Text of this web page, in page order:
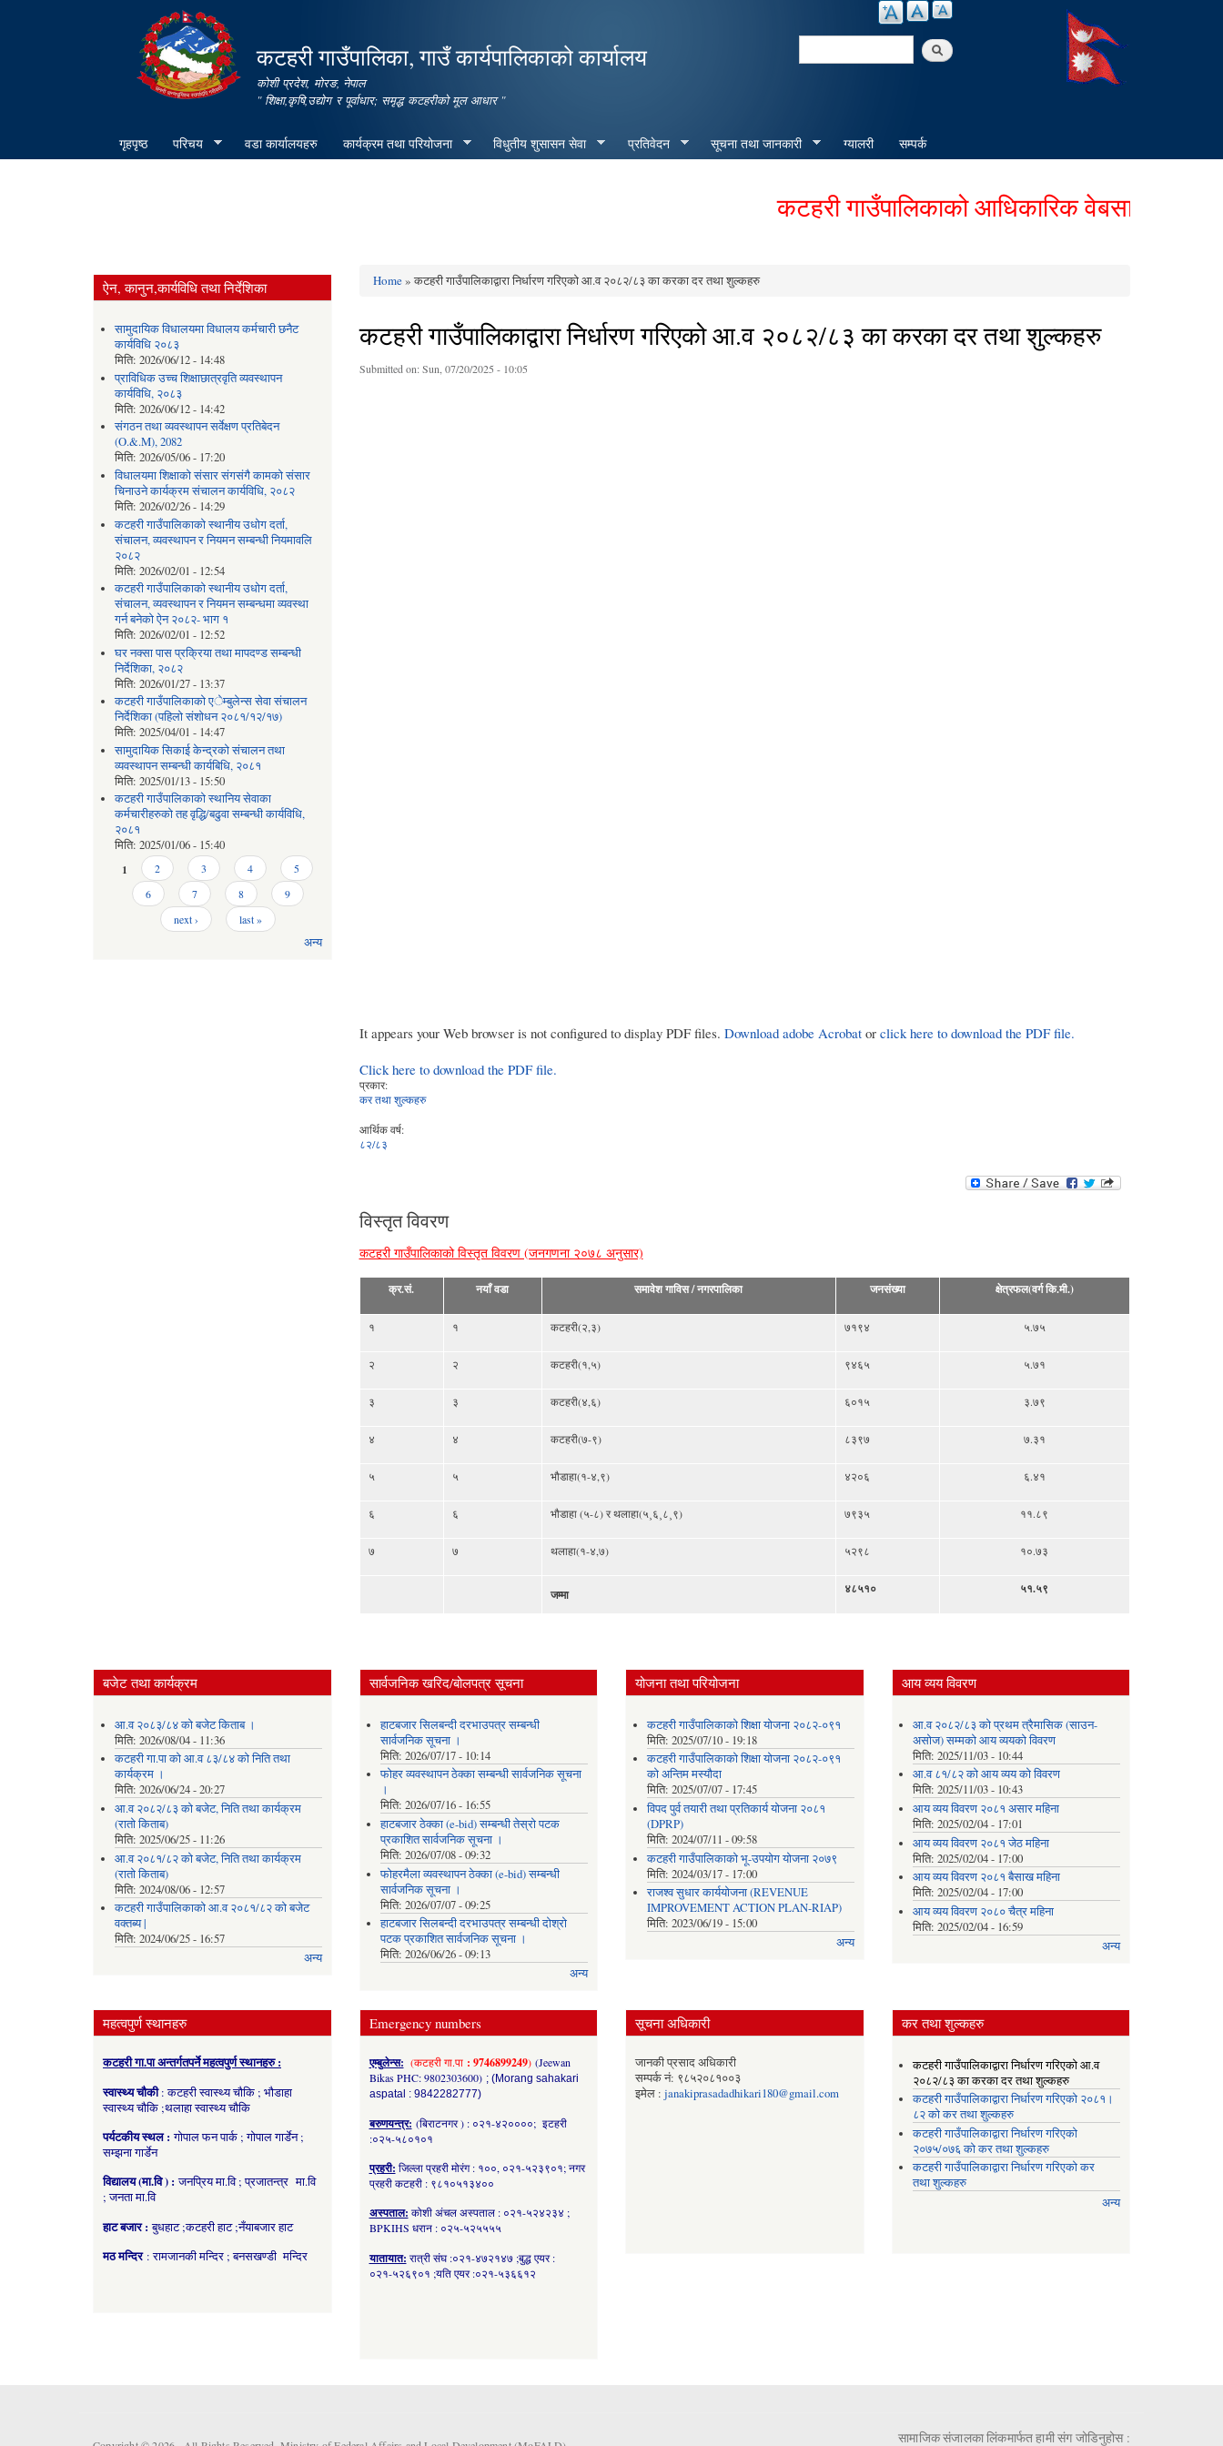
content
कटहरी गाउँपालिका, गाउँ कार्यपालिकाको कार्यालय
कोशी प्रदेश, मोरङ, नेपाल
" शिक्षा,कृषि,उद्योग र पूर्वाधार; समृद्ध कटहरीको मूल आधार "
Search
गृहपृष्ठ परिचय वडा कार्यालयहरु कार्यक्रम तथा परियोजना विधुतीय शुसासन सेवा प्रतिवेदन सूचना तथा जानकारी ग्यालरी सम्पर्क
कटहरी गाउँपालिकाको आधिकारिक वेबसाईटमा हार्दिक
ऐन, कानुन,कार्यविधि तथा निर्देशिका
सामुदायिक विधालयमा विधालय कर्मचारी छनैट
कार्यविधि २०८३
मिति: 2026/06/12 - 14:48
प्राविधिक उच्च शिक्षाछात्रवृति व्यवस्थापन
कार्यविधि, २०८३
मिति: 2026/06/12 - 14:42
संगठन तथा व्यवस्थापन सर्वेक्षण प्रतिबेदन
(O.&.M), 2082
मिति: 2026/05/06 - 17:20
विधालयमा शिक्षाको संसार संगसंगै कामको संसार
चिनाउने कार्यक्रम संचालन कार्यविधि, २०८२
मिति: 2026/02/26 - 14:29
कटहरी गाउँपालिकाको स्थानीय उधोग दर्ता,
संचालन, व्यवस्थापन र नियमन सम्बन्धी नियमावलि
२०८२
मिति: 2026/02/01 - 12:54
कटहरी गाउँपालिकाको स्थानीय उधोग दर्ता,
संचालन, व्यवस्थापन र नियमन सम्बन्धमा व्यवस्था
गर्न बनेको ऐन २०८२- भाग १
मिति: 2026/02/01 - 12:52
घर नक्सा पास प्रक्रिया तथा मापदण्ड सम्बन्धी
निर्देशिका, २०८२
मिति: 2026/01/27 - 13:37
कटहरी गाउँपालिकाको एेम्बुलेन्स सेवा संचालन
निर्देशिका (पहिलो संशोधन २०८१/१२/१७)
मिति: 2025/04/01 - 14:47
सामुदायिक सिकाई केन्द्रको संचालन तथा
व्यवस्थापन सम्बन्धी कार्यबिधि, २०८१
मिति: 2025/01/13 - 15:50
कटहरी गाउँपालिकाको स्थानिय सेवाका
कर्मचारीहरुको तह वृद्धि/बढुवा सम्बन्धी कार्यविधि,
२०८१
मिति: 2025/01/06 - 15:40
Pages
1 2 3 4
5
6
7 8
9
next ›
last »
अन्य
Home» कटहरी गाउँपालिकाद्वारा निर्धारण गरिएको आ.व २०८२/८३ का करका दर तथा शुल्कहरु
कटहरी गाउँपालिकाद्वारा निर्धारण गरिएको आ.व २०८२/८३ का करका दर तथा शुल्कहरु
Submitted on:Sun, 07/20/2025 - 10:05
It appears your Web browser is not configured to display PDF files. Download adobe Acrobat or click here to download the PDF file.
Click here to download the PDF file.
प्रकार:
कर तथा शुल्कहरु
आर्थिक वर्ष:
८२/८३
विस्तृत विवरण
कटहरी गाउँपालिकाको विस्तृत विवरण (जनगणना २०७८ अनुसार)
क्र.सं. नयाँ वडा समावेश गाविस / नगरपालिका जनसंख्या क्षेत्रफल(वर्ग कि.मी.)
१ १ कटहरी(२,३) ७१९४ ५.७५
२ २ कटहरी(१,५) ९४६५ ५.७१
३ ३ कटहरी(४,६) ६०१५ ३.७९
४ ४ कटहरी(७-९) ८३९७ ७.३१
५ ५ भौडाहा(१-४,९) ४२०६ ६.४१
६ ६ भौडाहा (५-८) र थलाहा(५¸६¸८¸९) ७९३५ ११.८९
७ ७ थलाहा(१-४,७) ५२९८ १०.७३
जम्मा ४८५१० ५१.५९
बजेट तथा कार्यक्रम
आ.व २०८३/८४ को बजेट किताब ।
मिति: 2026/08/04 - 11:36
कटहरी गा.पा को आ.व ८३/८४ को निति तथा
कार्यक्रम ।
मिति: 2026/06/24 - 20:27
आ.व २०८२/८३ को बजेट, निति तथा कार्यक्रम
(रातो किताब)
मिति: 2025/06/25 - 11:26
आ.व २०८१/८२ को बजेट, निति तथा कार्यक्रम
(रातो किताब)
मिति: 2024/08/06 - 12:57
कटहरी गाउँपालिकाको आ.व २०८१/८२ को बजेट
वक्तब्य |
मिति: 2024/06/25 - 16:57
अन्य
सार्वजनिक खरिद/बोलपत्र सूचना
हाटबजार सिलबन्दी दरभाउपत्र सम्बन्धी
सार्वजनिक सूचना ।
मिति:2026/07/17 - 10:14
फोहर व्यवस्थापन ठेक्का सम्बन्धी सार्वजनिक सूचना
।
मिति:2026/07/16 - 16:55
हाटबजार ठेक्का (e-bid) सम्बन्धी तेस्रो पटक
प्रकाशित सार्वजनिक सूचना ।
मिति:2026/07/08 - 09:32
फोहरमैला व्यवस्थापन ठेक्का (e-bid) सम्बन्धी
सार्वजनिक सूचना ।
मिति:2026/07/07 - 09:25
हाटबजार सिलबन्दी दरभाउपत्र सम्बन्धी दोश्रो
पटक प्रकाशित सार्वजनिक सूचना ।
मिति:2026/06/26 - 09:13
अन्य
योजना तथा परियोजना
कटहरी गाउँपालिकाको शिक्षा योजना २०८२-०९१
मिति: 2025/07/10 - 19:18
कटहरी गाउँपालिकाको शिक्षा योजना २०८२-०९१
को अन्तिम मस्यौदा
मिति: 2025/07/07 - 17:45
विपद पुर्व तयारी तथा प्रतिकार्य योजना २०८१
(DPRP)
मिति: 2024/07/11 - 09:58
कटहरी गाउँपालिकाको भू-उपयोग योजना २०७९
मिति: 2024/03/17 - 17:00
राजश्व सुधार कार्ययोजना (REVENUE
IMPROVEMENT ACTION PLAN-RIAP)
मिति: 2023/06/19 - 15:00
अन्य
आय व्यय विवरण
आ.व २०८२/८३ को प्रथम त्रैमासिक (साउन-
असोज) सम्मको आय व्ययको विवरण
मिति:2025/11/03 - 10:44
आ.व ८१/८२ को आय व्यय को विवरण
मिति:2025/11/03 - 10:43
आय व्यय विवरण २०८१ असार महिना
मिति:2025/02/04 - 17:01
आय व्यय विवरण २०८१ जेठ महिना
मिति:2025/02/04 - 17:00
आय व्यय विवरण २०८१ बैसाख महिना
मिति:2025/02/04 - 17:00
आय व्यय विवरण २०८० चैत्र महिना
मिति:2025/02/04 - 16:59
अन्य
महत्वपुर्ण स्थानहरु
कटहरी गा.पा अन्तर्गतपर्ने महत्वपुर्ण स्थानहरु :
स्वास्थ्य चौकी: कटहरी स्वास्थ्य चौकि ; भौडाहा
स्वास्थ्य चौकि ;थलाहा स्वास्थ्य चौकि
पर्यटकीय स्थल :गोपाल फन पार्क ; गोपाल गार्डेन ;
सम्झना गार्डेन
विद्यालय (मा.वि ) :जनप्रिय मा.वि ; प्रजातन्त्र मा.वि
; जनता मा.वि
हाट बजार :बुधहाट ;कटहरी हाट ;नँयाबजार हाट
मठ मन्दिर : रामजानकी मन्दिर ; बनसखण्डी मन्दिर
Emergency numbers
एम्बुलेन्स: (कटहरी गा.पा : 9746899249)(Jeewan
Bikas PHC: 9802303600) ; (Morang sahakari
aspatal : 9842282777)
बरुणयन्त्र: (बिराटनगर ) : ०२१-४२००००; इटहरी
:०२५-५८०१०१
प्रहरी: जिल्ला प्रहरी मोरंग : १००, ०२१-५२३९०१; नगर
प्रहरी कटहरी : ९८१०५१३४००
अस्पताल: कोशी अंचल अस्पताल : ०२१-५२४२३४ ;
BPKIHS धरान : ०२५-५२५५५५
यातायात: रात्री संघ :०२१-४७२१४७ ;बुद्ध एयर :
०२१-५२६९०१ ;यति एयर :०२१-५३६६१२
सूचना अधिकारी
जानकी प्रसाद अधिकारी
सम्पर्क नं: ९८५२०८१००३
इमेल : janakiprasadadhikari180@gmail.com
कर तथा शुल्कहरु
कटहरी गाउँपालिकाद्वारा निर्धारण गरिएको आ.व
२०८२/८३ का करका दर तथा शुल्कहरु
कटहरी गाउँपालिकाद्वारा निर्धारण गरिएको २०८१।
८२ को कर तथा शुल्कहरु
कटहरी गाउँपालिकाद्वारा निर्धारण गरिएको
२०७५/०७६ को कर तथा शुल्कहरु
कटहरी गाउँपालिकाद्वारा निर्धारण गरिएको कर
तथा शुल्कहरु
अन्य
सामाजिक संजालका लिंकमार्फत हामी संग जोडिनुहोस :